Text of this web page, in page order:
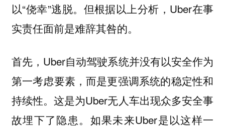
以“侥幸”逃脱。但根据以上分析，Uber在事
实责任面前是难辞其咎的。
首先，Uber自动驾驶系统并没有以安全作为
第一考虑要素，而是更强调系统的稳定性和
持续性。这是为Uber无人车出现众多安全事
故埋下了隐患。如果未来Uber是以这样一